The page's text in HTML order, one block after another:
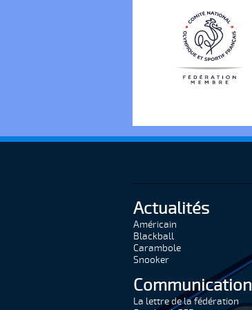
Actualités
Américain
Blackball
Carambole
Snooker
Communication
La lettre de la fédération